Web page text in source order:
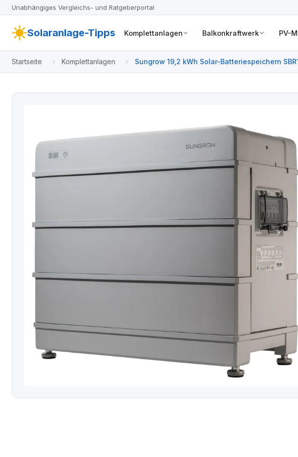
Unabhängiges Vergleichs- und Ratgeberportal
Solaranlage-Tipps Komplettanlagen Balkonkraftwerk PV-
Startseite Komplettanlagen Sungrow 19,2 kWh Solar-Batteriespeichern